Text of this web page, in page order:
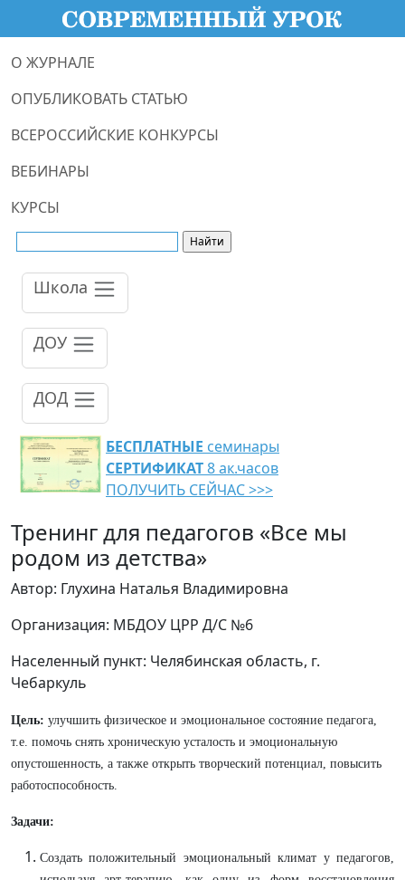
О ЖУРНАЛЕ
ОПУБЛИКОВАТЬ СТАТЬЮ
ВСЕРОССИЙСКИЕ КОНКУРСЫ
ВЕБИНАРЫ
КУРСЫ
Школа
ДОУ
ДОД
БЕСПЛАТНЫЕ семинары
СЕРТИФИКАТ8 ак.часов
ПОЛУЧИТЬ СЕЙЧАС >>>
Тренинг для педагогов «Все мы
родом из детства»
Автор: Глухина Наталья Владимировна
Организация: МБДОУ ЦРР Д/С №6
Населенный пункт: Челябинская область, г.
Чебаркуль
Цель: улучшить физическое и эмоциональное состояние педагога,
т.е. помочь снять хроническую усталость и эмоциональную
опустошенность, а также открыть творческий потенциал, повысить
работоспособность.
Задачи:
Создать положительный эмоциональный климат у педагогов,